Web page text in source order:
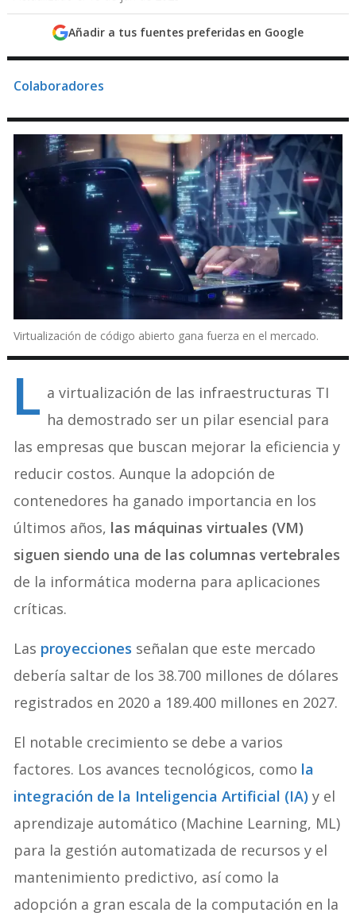
Añadir a tus fuentes preferidas en Google
Colaboradores
Virtualización de código abierto gana fuerza en el mercado.
L a virtualización de las infraestructuras TI
ha demostrado ser un pilar esencial para
las empresas que buscan mejorar la eficiencia y
reducir costos. Aunque la adopción de
contenedores ha ganado importancia en los
últimos años, las máquinas virtuales (VM)
siguen siendo una de las columnas vertebrales
de la informática moderna para aplicaciones
críticas.
Las proyecciones señalan que este mercado
debería saltar de los 38.700 millones de dólares
registrados en 2020 a 189.400 millones en 2027.
El notable crecimiento se debe a varios
factores. Los avances tecnológicos, como la
integración de la Inteligencia Artificial (IA) y el
aprendizaje automático (Machine Learning, ML)
para la gestión automatizada de recursos y el
mantenimiento predictivo, así como la
adopción a gran escala de la computación en la